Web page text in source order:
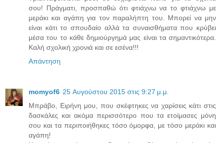
σου! Πράγματι, προσπαθώ ότι φτιάχνω να το φτιάχνω με
μεράκι και αγάπη για τον παραλήπτη του. Μπορεί να μην
είναι κάτι το σπουδαίο αλλά τα συναισθήματα που κρύβει
μέσα του το κάθε δημιούργημά μας είναι τα σημαντικότερα.
Καλή σχολική χρονιά και σε εσένα!!!
Απάντηση
momyof6 25 Αυγούστου 2015 στις 9:27 μ.μ.
Μπράβο, Ειρήνη μου, που σκέφτηκες να χαρίσεις κάτι στις
δασκάλες και ακόμα περισσότερο που τα ετοίμασες μόνη
σου και τα περιποιήθηκες τόσο όμορφα, με τόσο μεράκι και
αγάπη!